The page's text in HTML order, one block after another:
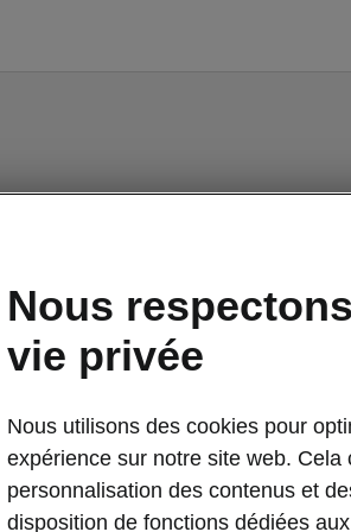
Nous
vie privée
Nous utilisons des cookies pour
expérience sur notre site web. Cela
personnalisation des contenus et
disposition de fonctions dédiées